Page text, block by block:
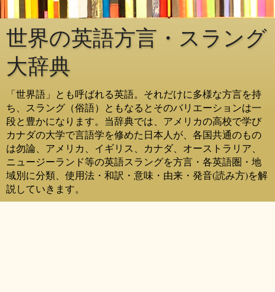
世界の英語方言・スラング
大辞典
「世界語」とも呼ばれる英語。それだけに多様な方言を持
ち、スラング（俗語）ともなるとそのバリエーションは一
段と豊かになります。当辞典では、アメリカの高校で学び
カナダの大学で言語学を修めた日本人が、各国共通のもの
は勿論、アメリカ、イギリス、カナダ、オーストラリア、
ニュージーランド等の英語スラングを方言・各英語圏・地
域別に分類、使用法・和訳・意味・由来・発音(読み方)を解
説していきます。